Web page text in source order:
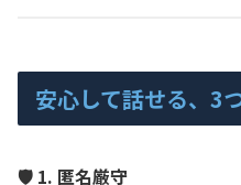
安心して話せる、3
🛡️ 1. 匿名厳守